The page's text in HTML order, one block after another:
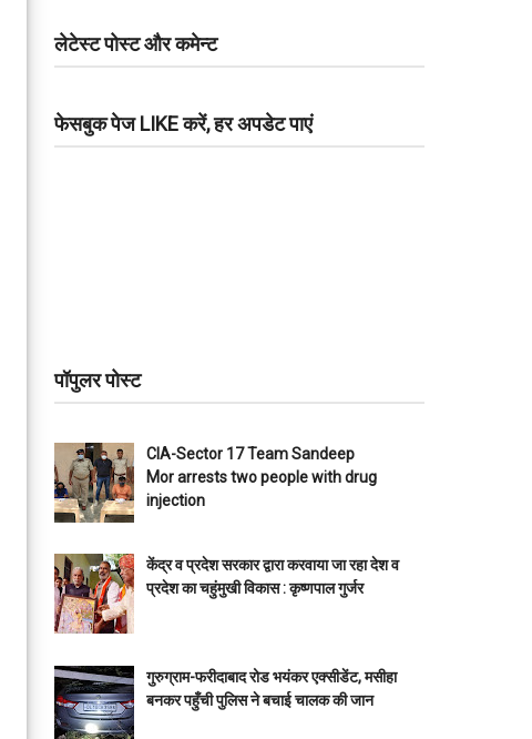
लेटेस्ट पोस्ट और कमेन्ट
फेसबुक पेज LIKE करें, हर अपडेट पाएं
पॉपुलर पोस्ट
CIA-Sector 17 Team Sandeep
Mor arrests two people with drug
injection
केंद्र व प्रदेश सरकार द्वारा करवाया जा रहा देश व
प्रदेश का चहुंमुखी विकास : कृष्णपाल गुर्जर
गुरुग्राम-फरीदाबाद रोड भयंकर एक्सीडेंट, मसीहा
बनकर पहुँची पुलिस ने बचाई चालक की जान